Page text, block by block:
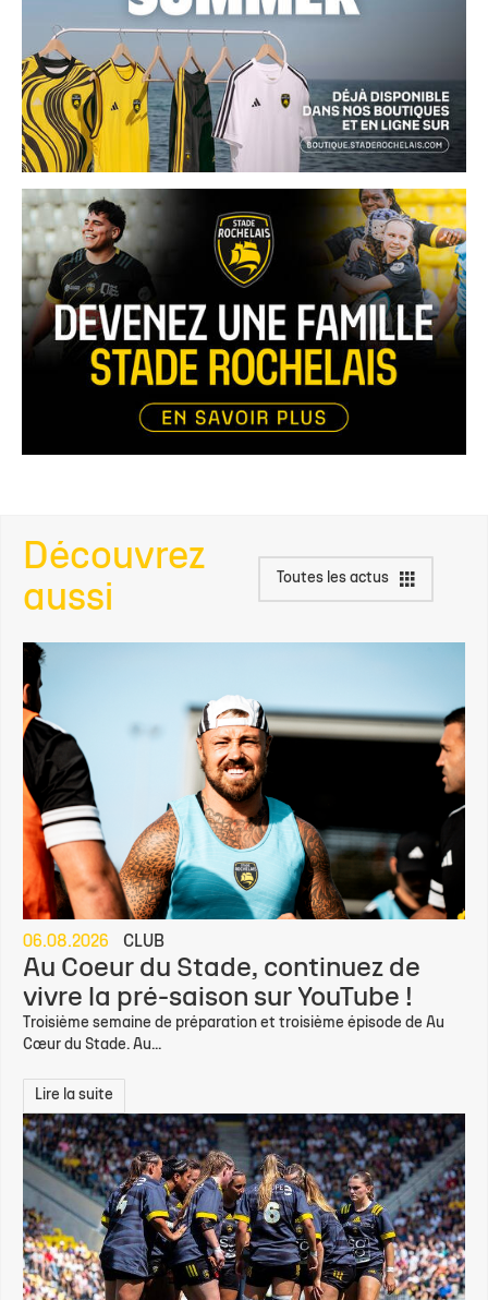
Découvrez
aussi
Toutes les actus
06.08.2026 CLUB
Au Coeur du Stade, continuez de
vivre la pré-saison sur YouTube !
Troisième semaine de préparation et troisième épisode de Au
Cœur du Stade. Au...
Lire la suite